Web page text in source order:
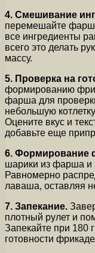
4. Смешивание
перемешайте фарш
все ингредиенты
всего это делать
массу.
5. Проверка на
формированию
фарша для
небольшую
Оцените вкус и
добавьте еще
6. Формирование
шарики из фарша и
Равномерно
лаваша, оставляя
7. Запекание.
плотный рулет и
Запекайте при 180
готовности